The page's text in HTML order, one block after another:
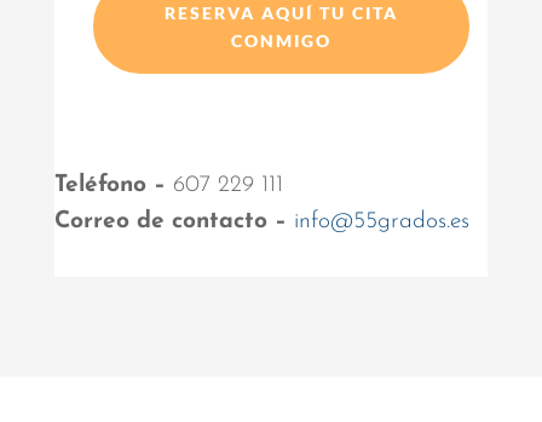
RESERVA AQUÍ TU CITA
CONMIGO
Teléfono – 607 229 111
Correo de contacto – info@55grados.es